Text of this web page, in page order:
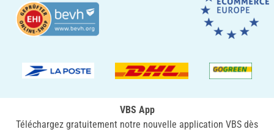
VBS App
Téléchargez gratuitement notre nouvelle application VBS dès